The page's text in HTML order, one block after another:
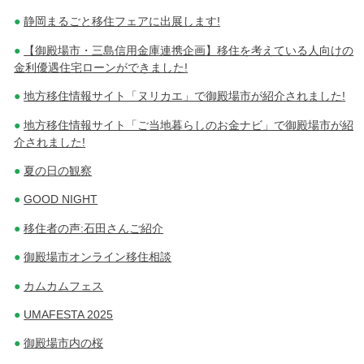
静岡まるごと移住フェアに出展します!
【御殿場市・三島信用金庫連携企画】移住を考えている人向けの
金利優遇住宅ローンができました!
地方移住情報サイト「ヌリカエ」で御殿場市が紹介されました!
地方移住情報サイト「ご当地暮らしのお金ナビ」で御殿場市が紹
介されました!
夏の日の観察
GOOD NIGHT
移住者の声:石田さんご紹介
御殿場市オンライン移住相談
カムカムフェス
UMAFESTA 2025
御殿場市内の桜